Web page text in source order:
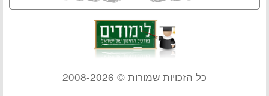
כל הזכויות שמורות © 2008-2026